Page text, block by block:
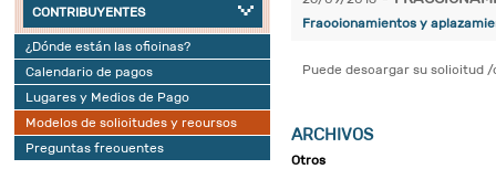
CONTRIBUYENTES
¿Dónde están las oficinas?
Calendario de pagos
Lugares y Medios de Pago
Modelos de solicitudes y recursos
Preguntas frecuentes
Fraccionamientos y
Puede descargar su solicitud
ARCHIVOS
Otros